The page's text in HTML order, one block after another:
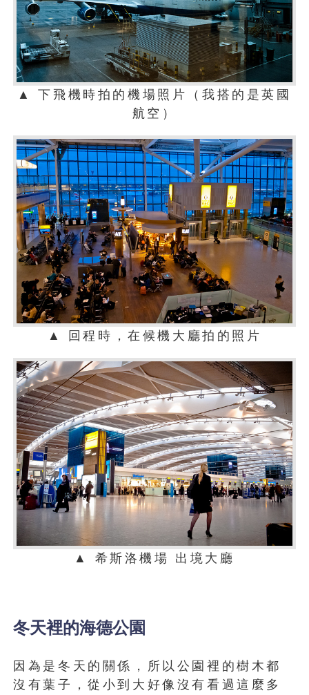
▲ 下飛機時拍的機場照片（我搭的是英國
航空）
▲ 回程時，在候機大廳拍的照片
▲ 希斯洛機場 出境大廳
冬天裡的海德公園
因為是冬天的關係，所以公園裡的樹木都
沒有葉子，從小到大好像沒有看過這麼多